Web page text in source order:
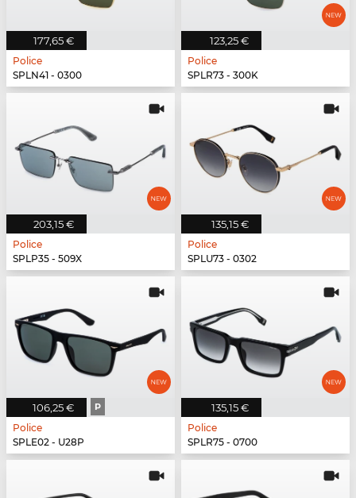
177,65 €
Police
SPLN41 - 0300
123,25 €
Police
SPLR73 - 300K
203,15 €
Police
SPLP35 - 509X
135,15 €
Police
SPLU73 - 0302
106,25 € P
Police
SPLE02 - U28P
135,15 €
Police
SPLR75 - 0700